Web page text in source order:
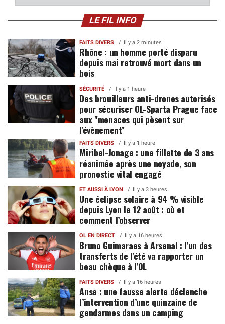
LE FIL INFO
FAITS DIVERS Il y a 2 minutes
Rhône : un homme porté disparu
depuis mai retrouvé mort dans un
bois
SÉCURITÉ Il y a 1 heure
Des brouilleurs anti-drones autorisés
pour sécuriser OL-Sparta Prague face
aux "menaces qui pèsent sur
l'évènement"
FAITS DIVERS Il y a 1 heure
Miribel-Jonage : une fillette de 3 ans
réanimée après une noyade, son
pronostic vital engagé
ET AUSSI À LYON Il y a 3 heures
Une éclipse solaire à 94 % visible
depuis Lyon le 12 août : où et
comment l’observer
OL EN DIRECT Il y a 16 heures
Bruno Guimaraes à Arsenal : l'un des
transferts de l'été va rapporter un
beau chèque à l'OL
FAITS DIVERS Il y a 16 heures
Anse : une fausse alerte déclenche
l’intervention d’une quinzaine de
gendarmes dans un camping